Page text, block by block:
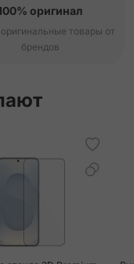
оригинал
товары от
брендов